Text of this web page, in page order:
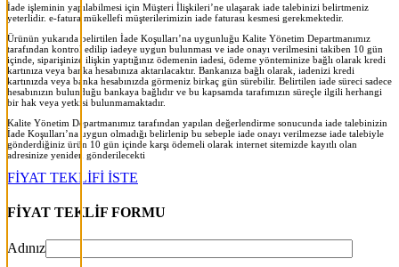
İade işleminin yapılabilmesi için Müşteri İlişkileri’ne ulaşarak iade talebinizi belirtmeniz
yeterlidir. e-fatura mükellefi müşterilerimizin iade faturası kesmesi gerekmektedir.
Ürünün yukarıda belirtilen İade Koşulları’na uygunluğu Kalite Yönetim Departmanımız
tarafından kontrol edilip iadeye uygun bulunması ve iade onayı verilmesini takiben 10 gün
içinde, siparişinize ilişkin yaptığınız ödemenin iadesi, ödeme yönteminize bağlı olarak kredi
kartınıza veya banka hesabınıza aktarılacaktır. Bankanıza bağlı olarak, iadenizi kredi
kartınızda veya banka hesabınızda görmeniz birkaç gün sürebilir. Belirtilen iade süreci sadece
hesabınızın bulunduğu bankaya bağlıdır ve bu kapsamda tarafımızın süreçle ilgili herhangi
bir hak veya yetkisi bulunmamaktadır.
Kalite Yönetim Departmanımız tarafından yapılan değerlendirme sonucunda iade talebinizin
İade Koşulları’na uygun olmadığı belirlenip bu sebeple iade onayı verilmezse iade talebiyle
gönderdiğiniz ürün 10 gün içinde karşı ödemeli olarak internet sitemizde kayıtlı olan
adresinize yeniden gönderilecekti
FİYAT TEKLİFİ İSTE
FİYAT TEKLİF FORMU
Adınız